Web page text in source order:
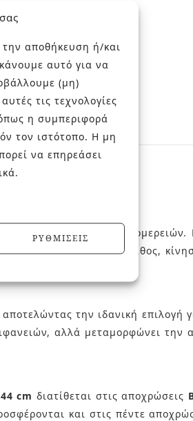
αποθήκευση ή/και
αυτό για να
(μη)
τις τεχνολογίες
η συμπεριφορά
τον ιστότοπο. Η μη
να επηρεάσει
ΡΥΘΜΊΣΕΙΣ
τη δύναμη των λεπτομερειών.
το φως, χαρίζοντας βάθος,
την ιδανική επιλογή
αλλά μεταμορφώνει την
cm διατίθεται στις αποχρώσεις
και στις πέντε